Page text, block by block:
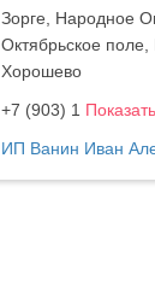
Зорге, Народное
Октябрьское
Хорошево
+7 (903) 1
ИП Ванин Иван